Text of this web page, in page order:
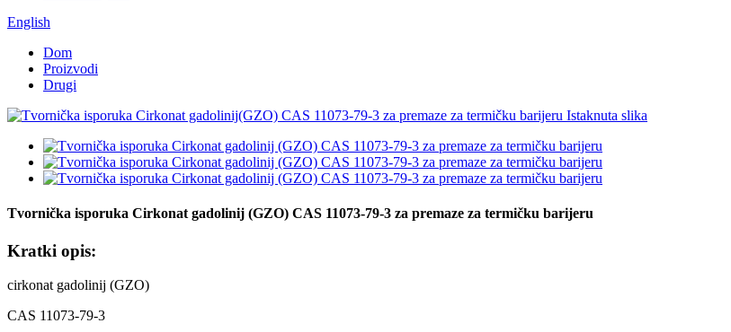
English
Dom
Proizvodi
Drugi
Tvornička isporuka Cirkonat gadolinij (GZO) CAS 11073-79-3 za premaze za termičku barijeru
Kratki opis:
cirkonat gadolinij (GZO)
CAS 11073-79-3